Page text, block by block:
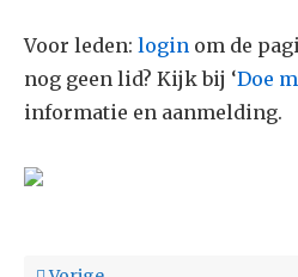
Voor leden: login om de
nog geen lid? Kijk bij ‘Doe
informatie en aanmelding.